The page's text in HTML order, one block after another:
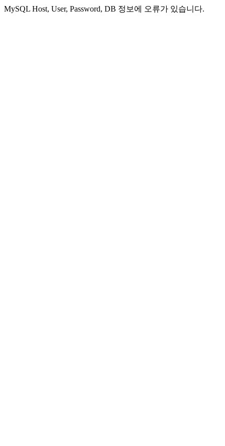
MySQL Host, User, Password, DB 정보에 오류가 있습니다.